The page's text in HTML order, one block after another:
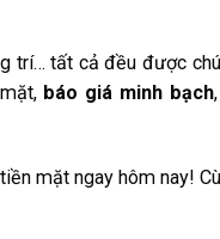
trí… tất cả đều được
báo giá minh bạch,
mặt ngay hôm nay!